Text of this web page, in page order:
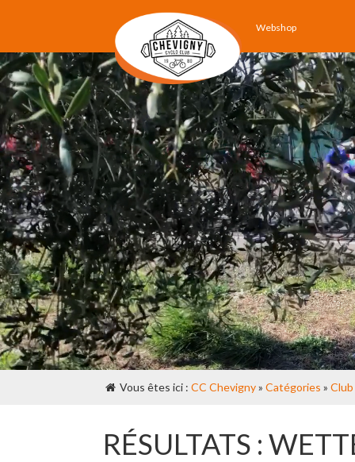
Webshop
Vous êtes ici : CC Chevigny» Catégories » Club
RÉSULTATS :